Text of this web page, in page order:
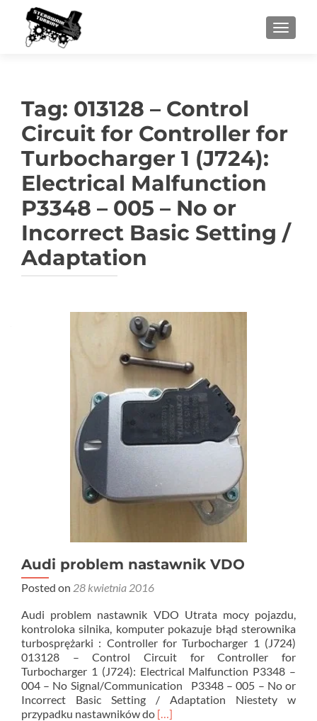
Tag: 013128 – Control
Circuit for Controller for
Turbocharger 1 (J724):
Electrical Malfunction
P3348 – 005 – No or
Incorrect Basic Setting /
Adaptation
Audi problem nastawnik VDO
Posted on 28 kwietnia 2016
Audi problem nastawnik VDO Utrata mocy pojazdu,
kontroloka silnika, komputer pokazuje błąd sterownika
turbosprężarki : Controller for Turbocharger 1 (J724)
013128 – Control Circuit for Controller for
Turbocharger 1 (J724): Electrical Malfunction P3348 –
004 – No Signal/Communication P3348 – 005 – No or
Incorrect Basic Setting / Adaptation Niestety w
przypadku nastawników do Read
[…]